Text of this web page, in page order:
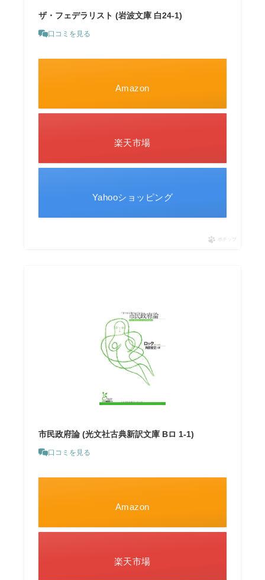
ザ・フェデラリスト (岩波文庫 白24-1)
口コミを見る
Amazon
楽天市場
Yahooショッピング
ポチップ
市民政府論 (光文社古典新訳文庫 Bロ 1-1)
口コミを見る
Amazon
楽天市場